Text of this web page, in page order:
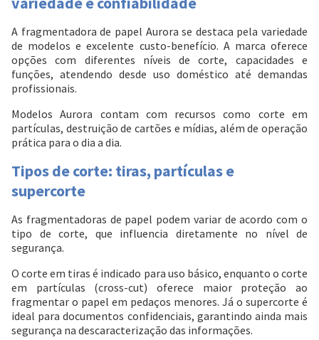
Entrega Flash
Entendi
Entendi
Pagamento via Pix
Entendi
Retire na Loja
Entendi
A fragmentadora de papel Aurora se destaca pela variedade
de modelos e excelente custo-benefício. A marca oferece
opções com diferentes níveis de corte, capacidades e
funções, atendendo desde uso doméstico até demandas
profissionais.
Modelos Aurora contam com recursos como corte em
partículas, destruição de cartões e mídias, além de operação
prática para o dia a dia.
Tipos de corte: tiras, partículas e
supercorte
As fragmentadoras de papel podem variar de acordo com o
tipo de corte, que influencia diretamente no nível de
segurança.
O corte em tiras é indicado para uso básico, enquanto o corte
em partículas (cross-cut) oferece maior proteção ao
fragmentar o papel em pedaços menores. Já o supercorte é
ideal para documentos confidenciais, garantindo ainda mais
segurança na descaracterização das informações.